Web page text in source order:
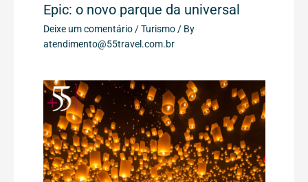
Epic: o novo parque da universal
Deixe um comentário /Turismo/ By
atendimento@55travel.com.br